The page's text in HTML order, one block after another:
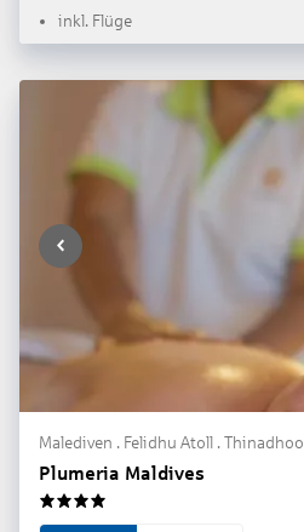
inkl. Flüge
Malediven . Felidhu Atoll . Thinadhoo
Plumeria Maldives
4